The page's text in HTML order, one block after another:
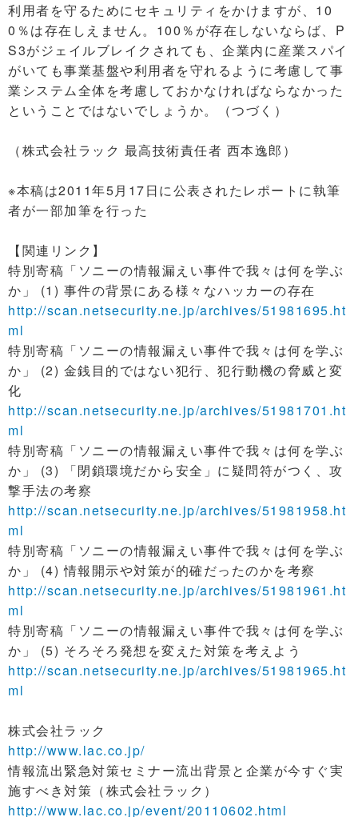
利用者を守るためにセキュリティをかけますが、10
0％は存在しえません。100％が存在しないならば、P
S3がジェイルブレイクされても、企業内に産業スパイ
がいても事業基盤や利用者を守れるように考慮して事
業システム全体を考慮しておかなければならなかった
ということではないでしょうか。（つづく）
（株式会社ラック 最高技術責任者 西本逸郎）
※本稿は2011年5月17日に公表されたレポートに執筆
者が一部加筆を行った
【関連リンク】
特別寄稿「ソニーの情報漏えい事件で我々は何を学ぶ
か」 (1) 事件の背景にある様々なハッカーの存在
http://scan.netsecurity.ne.jp/archives/51981695.ht
ml
特別寄稿「ソニーの情報漏えい事件で我々は何を学ぶ
か」 (2) 金銭目的ではない犯行、犯行動機の脅威と変
化
http://scan.netsecurity.ne.jp/archives/51981701.ht
ml
特別寄稿「ソニーの情報漏えい事件で我々は何を学ぶ
か」 (3) 「閉鎖環境だから安全」に疑問符がつく、攻
撃手法の考察
http://scan.netsecurity.ne.jp/archives/51981958.ht
ml
特別寄稿「ソニーの情報漏えい事件で我々は何を学ぶ
か」 (4) 情報開示や対策が的確だったのかを考察
http://scan.netsecurity.ne.jp/archives/51981961.ht
ml
特別寄稿「ソニーの情報漏えい事件で我々は何を学ぶ
か」 (5) そろそろ発想を変えた対策を考えよう
http://scan.netsecurity.ne.jp/archives/51981965.ht
ml
株式会社ラック
http://www.lac.co.jp/
情報流出緊急対策セミナー流出背景と企業が今すぐ実
施すべき対策（株式会社ラック）
http://www.lac.co.jp/event/20110602.html